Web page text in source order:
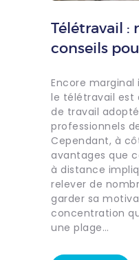
Télétravail :
conseils
Encore marginal
le télétravail est
de travail
professionnels
Cependant, à
avantages que
à distance
relever de
garder sa
concentration
une plage…